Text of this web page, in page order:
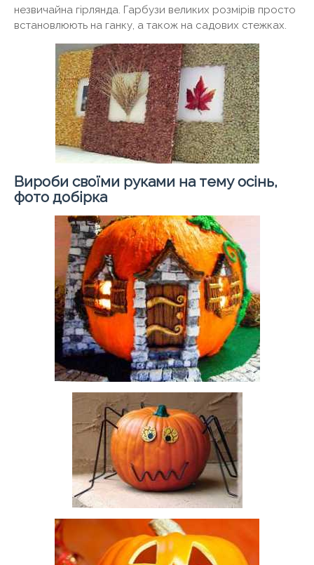
незвичайна гірлянда. Гарбузи великих розмірів просто
встановлюють на ганку, а також на садових стежках.
Вироби своїми руками на тему осінь,
фото добірка